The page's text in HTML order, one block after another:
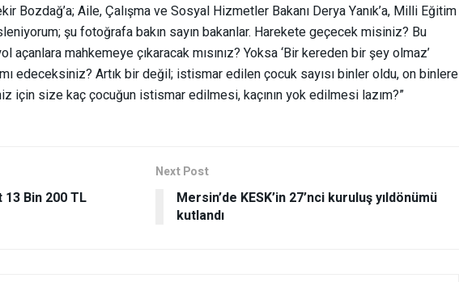
Bozdağ’a; Aile, Çalışma ve Sosyal Hizmetler Bakanı Derya Yanık’a, Milli Eğitim
şu fotoğrafa bakın sayın bakanlar. Harekete geçecek misiniz? Bu
mahkemeye çıkaracak mısınız? Yoksa ‘Bir kereden bir şey olmaz’
edeceksiniz? Artık bir değil; istismar edilen çocuk sayısı binler oldu, on binlere
için size kaç çocuğun istismar edilmesi, kaçının yok edilmesi lazım?”
Bin 200 TL
Next Post
Mersin’de KESK’in 27’nci kuruluş yıldönümü
kutlandı